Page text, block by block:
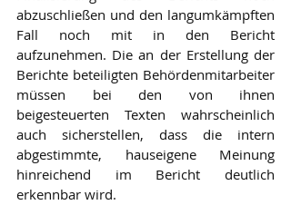
abzuschließen und den langumkämpften
Fall noch mit in den Bericht
aufzunehmen. Die an der Erstellung der
Berichte beteiligten Behördenmitarbeiter
müssen bei den von ihnen
beigesteuerten Texten wahrscheinlich
auch sicherstellen, dass die intern
abgestimmte, hauseigene Meinung
hinreichend im Bericht deutlich
erkennbar wird.